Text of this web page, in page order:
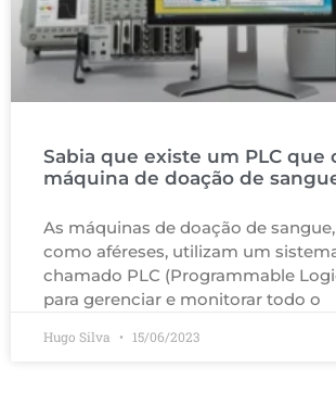
Sabia que existe um PLC que
máquina de doação de
As máquinas de doação de
como aféreses, utilizam um
chamado PLC (Programmable
para gerenciar e monitorar todo o
Hugo Silva 15/06/2023